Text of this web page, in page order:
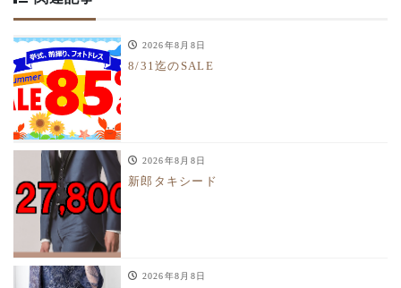
2026年8月8日
8/31迄のSALE
2026年8月8日
新郎タキシード
2026年8月8日